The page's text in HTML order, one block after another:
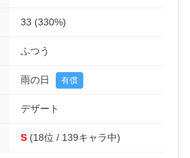
33 (330%)
ふつう
雨の日 有償
デザート
S(18位 / 139キャラ中)